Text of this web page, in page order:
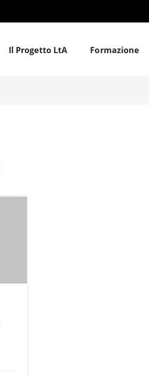
Il Progetto LtA Formazione